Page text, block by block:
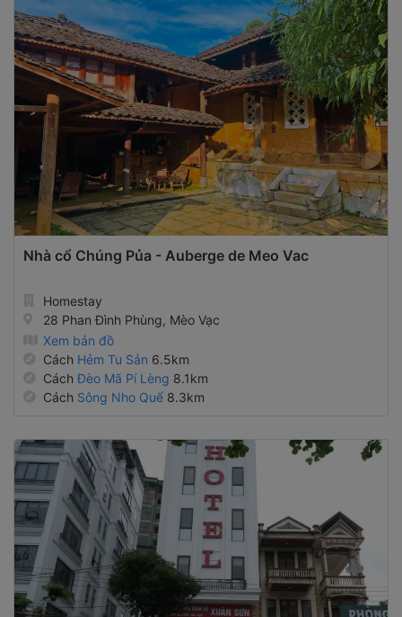
Nhà cổ Chúng Pủa - Auberge de Meo Vac
Homestay
28 Phan Đình Phùng, Mèo Vạc
Xem bản đồ
Cách Hẻm Tu Sản 6.5km
CáchĐèo Mã Pí Lèng 8.1km
Cách Sông Nho Quế 8.3km